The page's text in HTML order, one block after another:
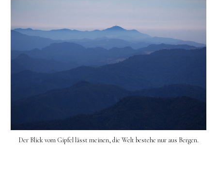
Der Blick vom Gipfel lässt meinen, die Welt bestehe nur aus Bergen.